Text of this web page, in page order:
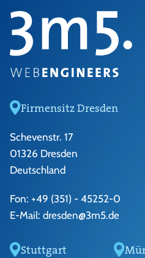
Firmensitz Dresden
Schevenstr. 17
01326 Dresden
Deutschland
Fon: +49 (351) - 45252-0
E-Mail: dresden@3m5.de
Stuttgart